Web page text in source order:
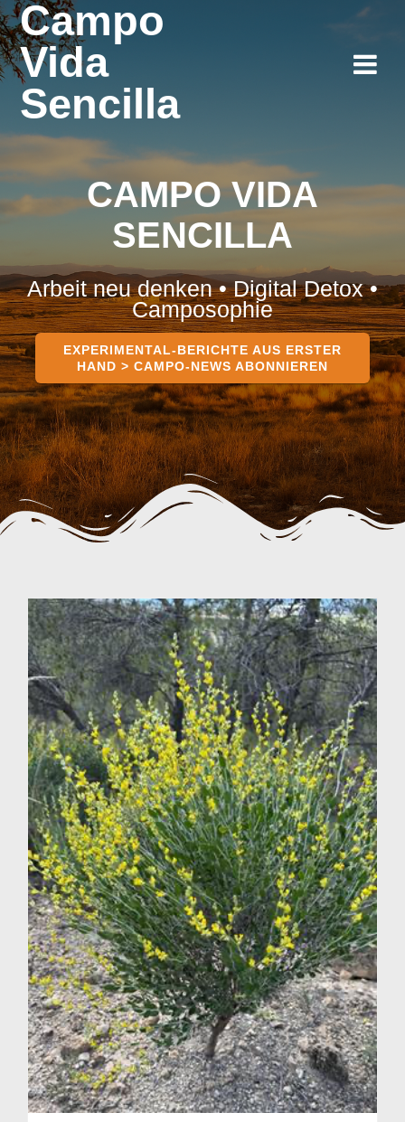
Campo
Vida
Sencilla
CAMPO VIDA
SENCILLA
Arbeit neu denken • Digital Detox •
Camposophie
EXPERIMENTAL-BERICHTE AUS ERSTER
HAND > CAMPO-NEWS ABONNIEREN